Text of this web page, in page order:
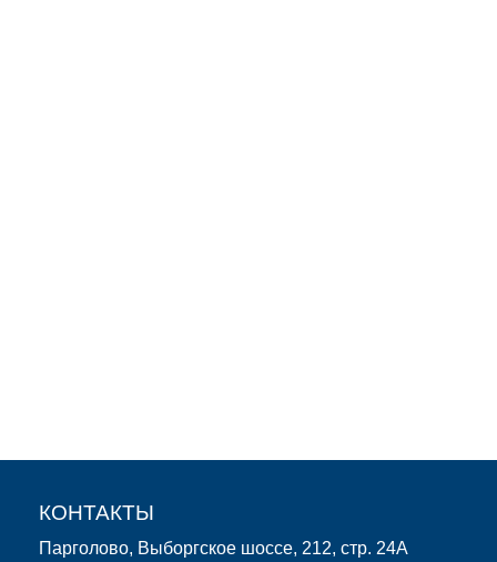
КОНТАКТЫ
Парголово, Выборгское шоссе, 212, стр. 24А